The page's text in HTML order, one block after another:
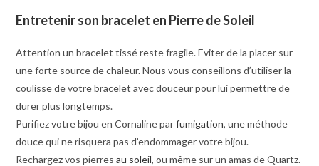
Entretenir son bracelet en Pierre de Soleil
Attention un bracelet tissé reste fragile. Eviter de la placer sur
une forte source de chaleur. Nous vous conseillons d’utiliser la
coulisse de votre bracelet avec douceur pour lui permettre de
durer plus longtemps.
Purifiez votre bijou en Cornaline parfumigation, une méthode
douce qui ne risquera pas d’endommager votre bijou.
Rechargez vos pierresau soleil, ou même sur un amas de Quartz.